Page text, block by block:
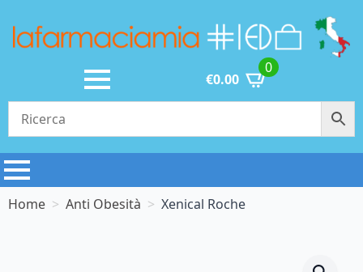
€0.00
0
Home Anti Obesità Xenical Roche